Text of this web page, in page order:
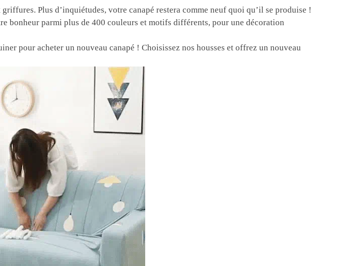
Plus d’inquiétudes, votre canapé restera comme neuf quoi qu’il se produise !
bonheur parmi plus de 400 couleurs et motifs différents, pour une décoration
pour acheter un nouveau canapé ! Choisissez nos housses et offrez un nouveau